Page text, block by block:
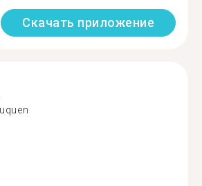
Скачать приложение